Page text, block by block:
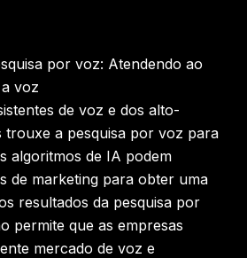
por voz: Atendendo ao
voz
de voz e dos alto-
trouxe a pesquisa por voz para
algoritmos de IA podem
de marketing para obter uma
resultados da pesquisa por
permite que as empresas
mercado de voz e